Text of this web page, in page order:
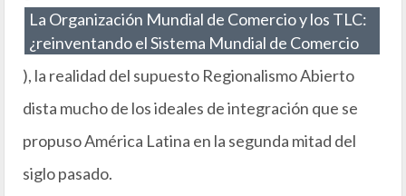
La Organización Mundial de Comercio y los TLC:
¿reinventando el Sistema Mundial de Comercio
), la realidad del supuesto Regionalismo Abierto
dista mucho de los ideales de integración que se
propuso América Latina en la segunda mitad del
siglo pasado.